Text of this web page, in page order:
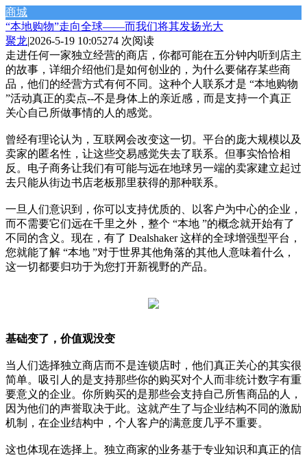
商城
“本地购物”走向全球——而我们将其发扬光大
聚龙|2026-5-19 10:05274 次阅读
走进任何一家独立经营的商店，你都可能在五分钟内听到店主
的故事，详细介绍他们是如何创业的，为什么要储存某些商
品，他们的经营方式有何不同。这种个人联系才是 “本地购物
”活动真正的卖点--不是身体上的亲近感，而是支持一个真正
关心自己所做事情的人的感觉。
曾经有理论认为，互联网会改变这一切。平台的庞大规模以及
卖家的匿名性，让这些交易感觉失去了联系。但事实恰恰相
反。电子商务让我们有可能与远在地球另一端的卖家建立起过
去只能从街边书店老板那里获得的那种联系。
一旦人们意识到，你可以支持优质的、以客户为中心的企业，
而不需要它们远在千里之外，整个 “本地 ”的概念就开始有了
不同的含义。现在，有了 Dealshaker 这样的全球增强型平台，
您就能了解 “本地 ”对于世界其他角落的其他人意味着什么，
这一切都要归功于为您打开新视野的产品。
基础变了，价值观没变
当人们选择独立商店而不是连锁店时，他们真正关心的其实很
简单。吸引人的是支持那些你的购买对个人而非统计数字有重
要意义的企业。你所购买的是那些会支持自己所售商品的人，
因为他们的声誉取决于此。这就产生了与企业结构不同的激励
机制，在企业结构中，个人客户的满意度几乎不重要。
这也体现在选择上。独立商家的业务基于专业知识和真正的信